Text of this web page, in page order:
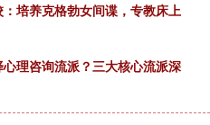
培养克格勃女间谍，专教床上
理咨询流派？三大核心流派深